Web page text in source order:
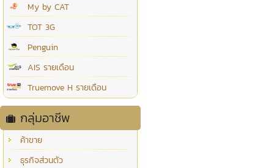
My by CAT
TOT 3G
Penguin
AIS รายเดือน
Truemove H รายเดือน
กลุ่มอาชีพ
ค้าขาย
ธุรกิจส่วนตัว